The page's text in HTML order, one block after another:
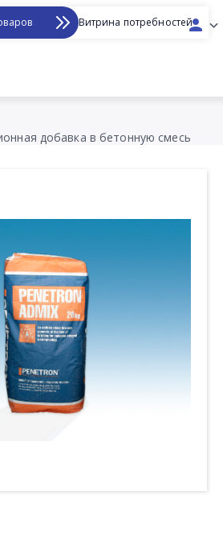
Витрина потребностей
добавка в бетонную смесь